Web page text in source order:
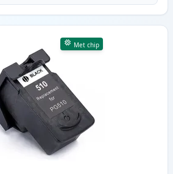
Met chip